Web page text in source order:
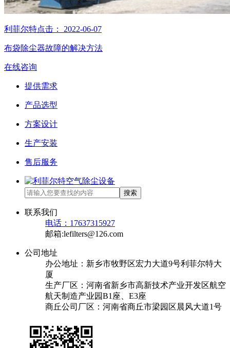
利菲尔特点击： 2022-06-07
布袋除尘器故障的解决方法
在线咨询
提供需求
产品选型
方案设计
生产安装
售后服务
搜索
联系我们
电话：17637315927
邮箱:lefilters@126.com
公司地址
办公地址：新乡市牧野区宏力大道9号利菲尔特大
厦
生产厂区：河南省新乡市高新技术产业开发区航空
航天制造产业园B1座、E3座
商丘公司厂区：河南省商丘市梁园区晨风大道1号